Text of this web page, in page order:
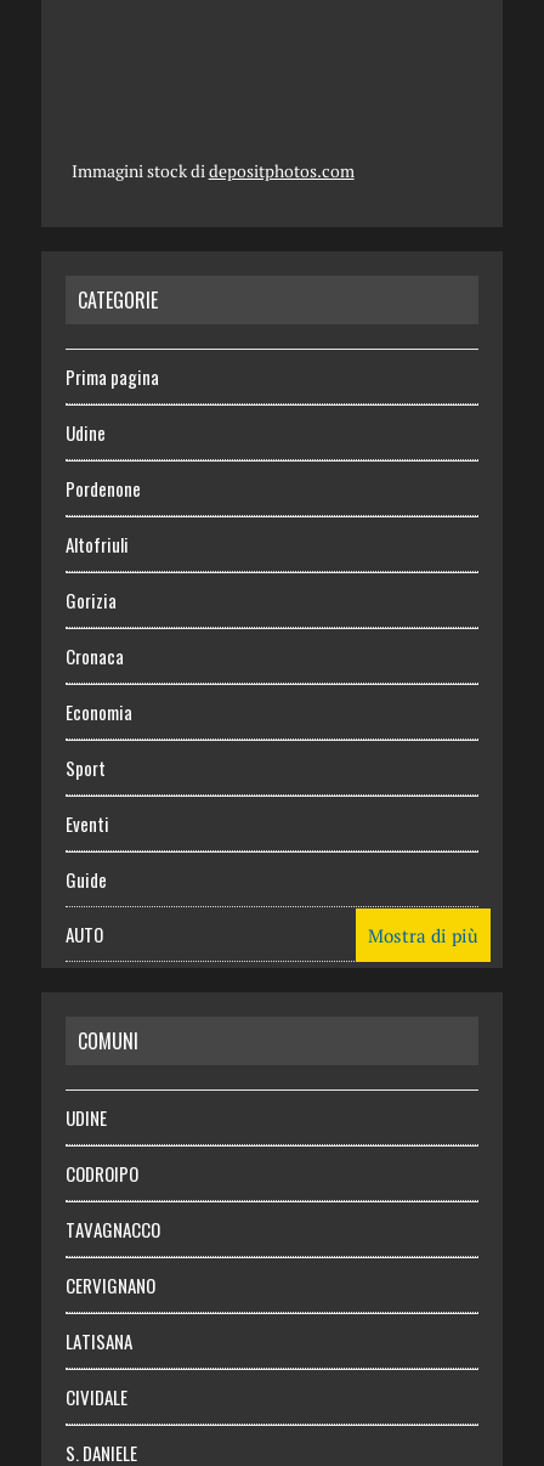
Immagini stock di depositphotos.com
CATEGORIE
Prima pagina
Udine
Pordenone
Altofriuli
Gorizia
Cronaca
Economia
Sport
Eventi
Guide
AUTO
RISPARMIO
SALUTE
Necrologie
Chi siamo
Abbonati
Login
Mostra di più
COMUNI
UDINE
CODROIPO
TAVAGNACCO
CERVIGNANO
LATISANA
CIVIDALE
S. DANIELE